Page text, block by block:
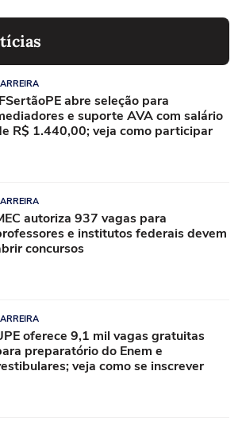
abre seleção para
e suporte AVA com salário
R$ 1.440,00; veja como participar
autoriza 937 vagas para
e institutos federais devem
concursos
oferece 9,1 mil vagas gratuitas
preparatório do Enem e
veja como se inscrever